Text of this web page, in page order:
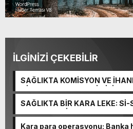
İLGİNİZİ ÇEKEBİLİR
SAĞLIKTA KOMİSYON VE
NİHAT URUÇ VE SEMİH İŞİTME
VURGUNU!
SAĞLIKTA BİR KARA LEKE: Sİ-
MERKEZLERİ VE MODERN
Kara para operasyonu: Banka